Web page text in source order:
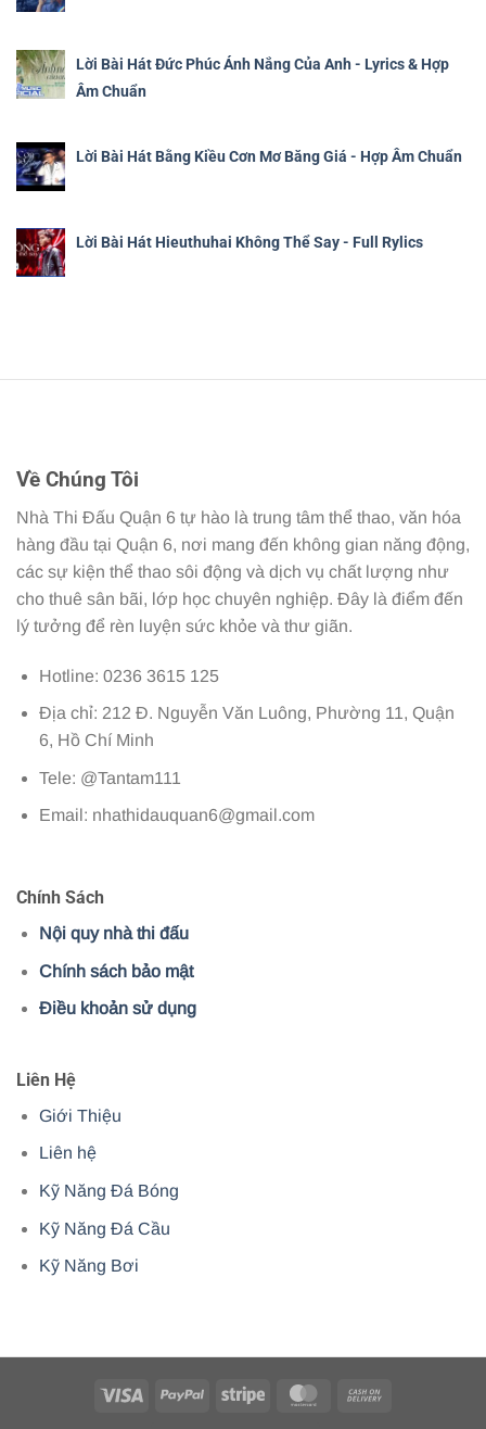
Lời Bài Hát Đức Phúc Ánh Nắng Của Anh - Lyrics & Hợp
Âm Chuẩn
Lời Bài Hát Bằng Kiều Cơn Mơ Băng Giá - Hợp Âm Chuẩn
Lời Bài Hát Hieuthuhai Không Thể Say - Full Rylics
Về Chúng Tôi
Nhà Thi Đấu Quận 6 tự hào là trung tâm thể thao, văn hóa
hàng đầu tại Quận 6, nơi mang đến không gian năng động,
các sự kiện thể thao sôi động và dịch vụ chất lượng như
cho thuê sân bãi, lớp học chuyên nghiệp. Đây là điểm đến
lý tưởng để rèn luyện sức khỏe và thư giãn.
Hotline: 0236 3615 125
Địa chỉ: 212 Đ. Nguyễn Văn Luông, Phường 11, Quận
6, Hồ Chí Minh
Tele: @Tantam111
Email: nhathidauquan6@gmail.com
Chính Sách
Nội quy nhà thi đấu
Chính sách bảo mật
Điều khoản sử dụng
Liên Hệ
Giới Thiệu
Liên hệ
Kỹ Năng Đá Bóng
Kỹ Năng Đá Cầu
Kỹ Năng Bơi